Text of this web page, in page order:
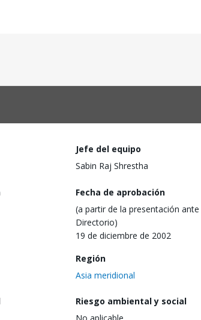
Jefe del equipo
Sabin Raj Shrestha
Fecha de aprobación
(a partir de la presentación ante
Directorio)
19 de diciembre de 2002
Región
Asia meridional
Riesgo ambiental y social